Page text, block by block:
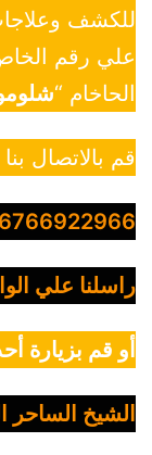
للكشف
علي رقم
الحاخام “
قم بالاتصال
راسلنا علي
أو قم بزيارة
الشيخ الساحر